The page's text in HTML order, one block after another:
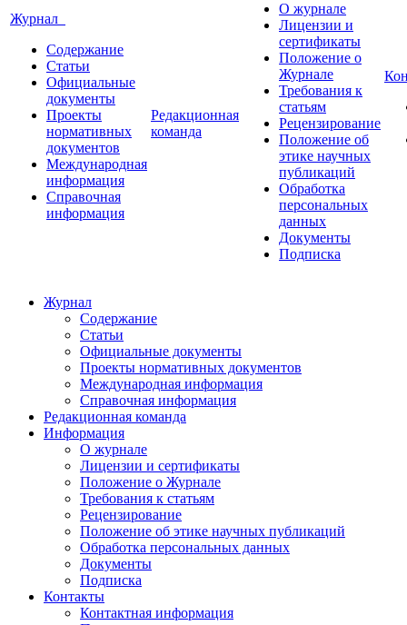
Журнал
Содержание
Статьи
Официальные
документы
Проекты
нормативных
документов
Международная
информация
Справочная
информация
Редакционная
команда
О журнале
Лицензии и
сертификаты
Положение о
Журнале
Требования к
статьям
Рецензирование
Положение об
этике научных
публикаций
Обработка
персональных
данных
Документы
Подписка
Журнал
Содержание
Статьи
Официальные документы
Проекты нормативных документов
Международная информация
Справочная информация
Редакционная команда
Информация
О журнале
Лицензии и сертификаты
Положение о Журнале
Требования к статьям
Рецензирование
Положение об этике научных публикаций
Обработка персональных данных
Документы
Подписка
Контакты
Контактная информация